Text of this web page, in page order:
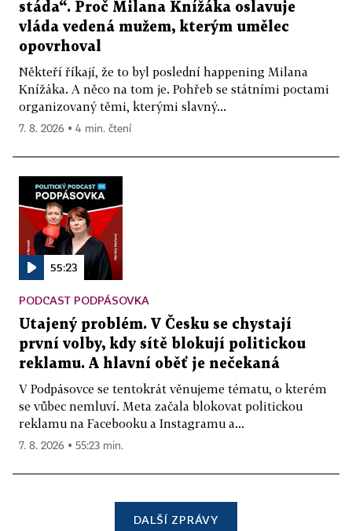
stáda“. Proč Milana Knížáka oslavuje
vláda vedená mužem, kterým umělec
opovrhoval
Někteří říkají, že to byl poslední happening Milana
Knížáka. A něco na tom je. Pohřeb se státními poctami
organizovaný těmi, kterými slavný...
7. 8. 2026 ▪ 4 min. čtení
55:23
PODCAST PODPÁSOVKA
Utajený problém. V Česku se chystají
první volby, kdy sítě blokují politickou
reklamu. A hlavní oběť je nečekaná
V Podpásovce se tentokrát věnujeme tématu, o kterém
se vůbec nemluví. Meta začala blokovat politickou
reklamu na Facebooku a Instagramu a...
7. 8. 2026 ▪ 55:23 min.
DALŠÍ ZPRÁVY